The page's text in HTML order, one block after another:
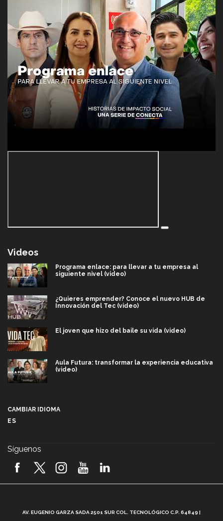
Videos
Programa enlace: para llevar a tu empresa al
siguiente nivel (video)
¿Quieres emprender? Conoce el nuevo HUB de
Innovación del Tec (video)
El joven que hizo del baile su vida (video)
Aula Futura: transformar la experiencia educativa
(video)
2026! (video)
CAMBIAR IDIOMA
ES
Síguenos
AV. EUGENIO GARZA SADA 2501 SUR COL. TECNOLÓGICO C.P. 64849 |